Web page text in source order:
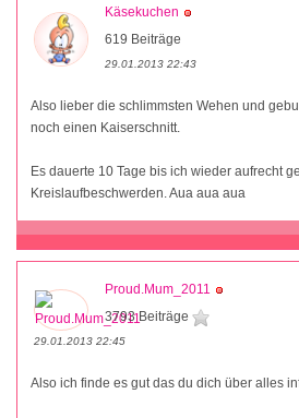
Käsekuchen
619 Beiträge
29.01.2013 22:43
Also lieber die schlimmsten Wehen und
noch einen Kaiserschnitt.
Es dauerte 10 Tage bis ich wieder aufrecht
Kreislaufbeschwerden. Aua aua aua
Proud.Mum_2011
3793 Beiträge
29.01.2013 22:45
Also ich finde es gut das du dich über alles